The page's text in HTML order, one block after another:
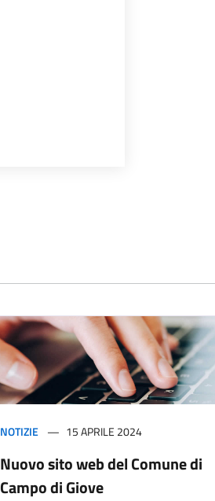
NOTIZIE 15 APRILE 2024
Nuovo sito web del Comune di
Campo di Giove